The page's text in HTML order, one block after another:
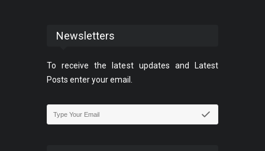
Newsletters
To receive the latest updates and Latest
Posts enter your email.